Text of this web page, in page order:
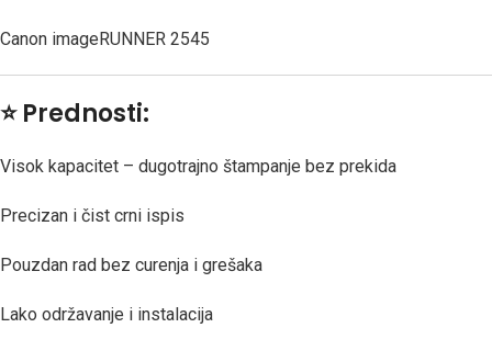
Canon imageRUNNER 2545
⭐Prednosti:
Visok kapacitet – dugotrajno štampanje bez prekida
Precizan i čist crni ispis
Pouzdan rad bez curenja i grešaka
Lako održavanje i instalacija